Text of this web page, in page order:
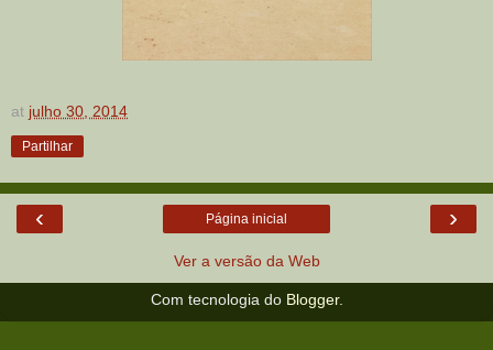
at julho 30, 2014
Partilhar
‹ ›
Página inicial
Ver a versão da Web
Com tecnologia do Blogger.